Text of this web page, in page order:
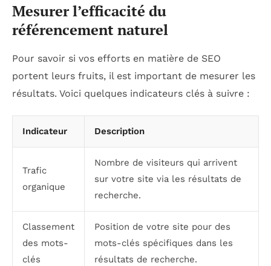
Mesurer l’efficacité du
référencement naturel
Pour savoir si vos efforts en matière de SEO
portent leurs fruits, il est important de mesurer les
résultats. Voici quelques indicateurs clés à suivre :
Indicateur Description
Trafic
organique
Nombre de visiteurs qui arrivent
sur votre site via les résultats de
recherche.
Classement
des mots-
clés
Position de votre site pour des
mots-clés spécifiques dans les
résultats de recherche.